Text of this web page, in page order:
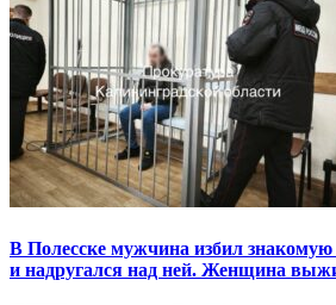
В Полесске мужчина избил
и надругался над ней. Женщина